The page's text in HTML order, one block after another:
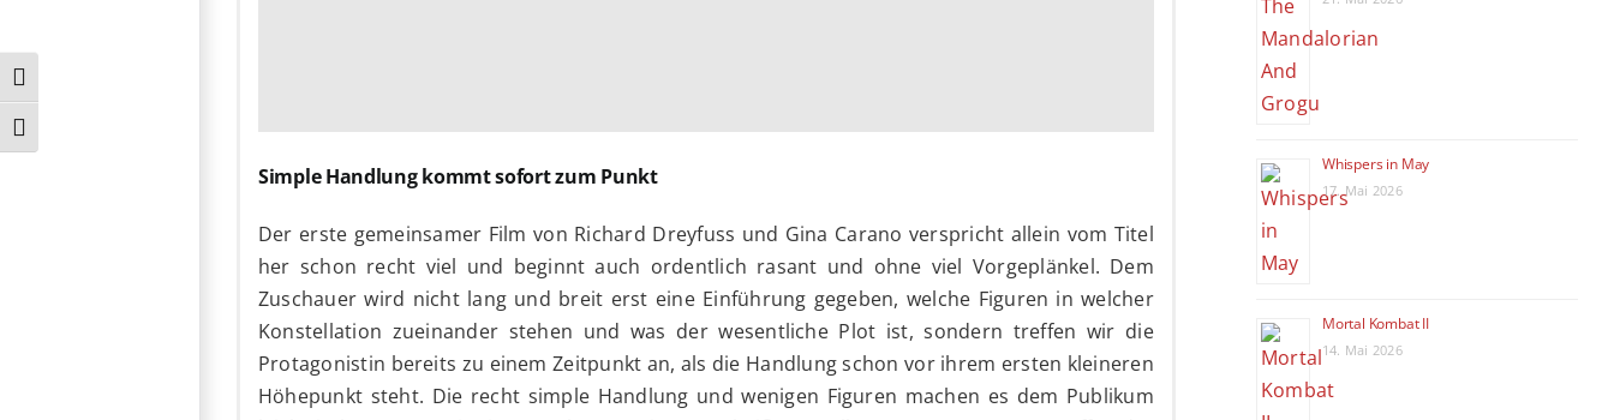
Umschalten auf hohe Kontraste
Schrift vergrößern
Simple Handlung kommt sofort zum Punkt
Der erste gemeinsamer Film von Richard Dreyfuss und Gina Carano verspricht allein vom Titel
her schon recht viel und beginnt auch ordentlich rasant und ohne viel Vorgeplänkel. Dem
Zuschauer wird nicht lang und breit erst eine Einführung gegeben, welche Figuren in welcher
Konstellation zueinander stehen und was der wesentliche Plot ist, sondern treffen wir die
Protagonistin bereits zu einem Zeitpunkt an, als die Handlung schon vor ihrem ersten kleineren
Höhepunkt steht. Die recht simple Handlung und wenigen Figuren machen es dem Publikum
Whispers in May
17. Mai 2026
Mortal Kombat II
14. Mai 2026